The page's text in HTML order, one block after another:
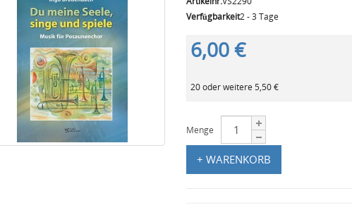
Verfügbarkeit2 - 3 Tage
6,00 €
20 oder weitere 5,50 €
Menge
+ WARENKORB